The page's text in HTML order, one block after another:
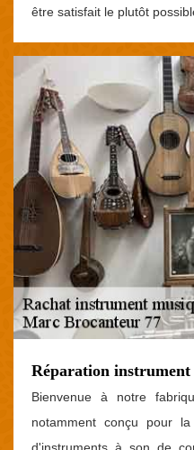
être satisfait le plutôt
Réparation
Bienvenue à notre
notamment conçu pour
d'instruments à son de